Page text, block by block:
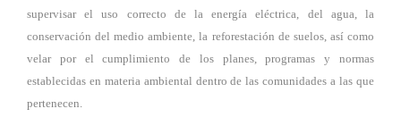
supervisar el uso correcto de la energía eléctrica, del agua, la
conservación del medio ambiente, la reforestación de suelos, así como
velar por el cumplimiento de los planes, programas y normas
establecidas en materia ambiental dentro de las comunidades a las que
pertenecen.